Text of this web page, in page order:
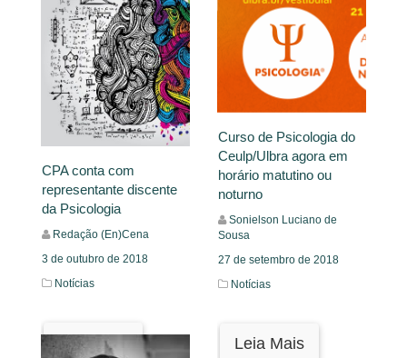
Leia Mais
CPA conta com
representante discente
da Psicologia
Redação (En)Cena
3 de outubro de 2018
Notícias
Leia Mais
Curso de Psicologia do
Ceulp/Ulbra agora em
horário matutino ou
noturno
Sonielson Luciano de
Sousa
27 de setembro de 2018
Notícias
Leia Mais